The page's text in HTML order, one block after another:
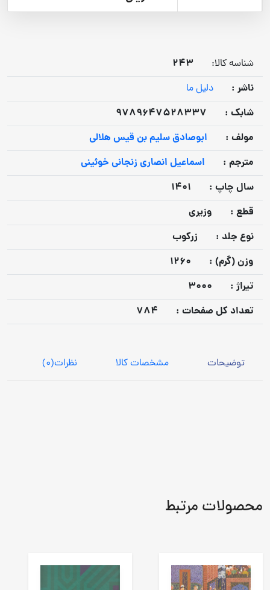
شناسه کالا:
243
ناشر :
دلیل ما
شابک :
9789647528337
مولف :
ابوصادق سلیم بن قیس هلالی
مترجم :
اسماعیل انصاری زنجانی خوئینی
سال چاپ :
1401
قطع :
وزیری
نوع جلد :
زرکوب
وزن (گرم) :
1260
تيراژ :
3000
تعداد كل صفحات :
784
توضیحات مشخصات کالا نظرات(0)
محصولات مرتبط